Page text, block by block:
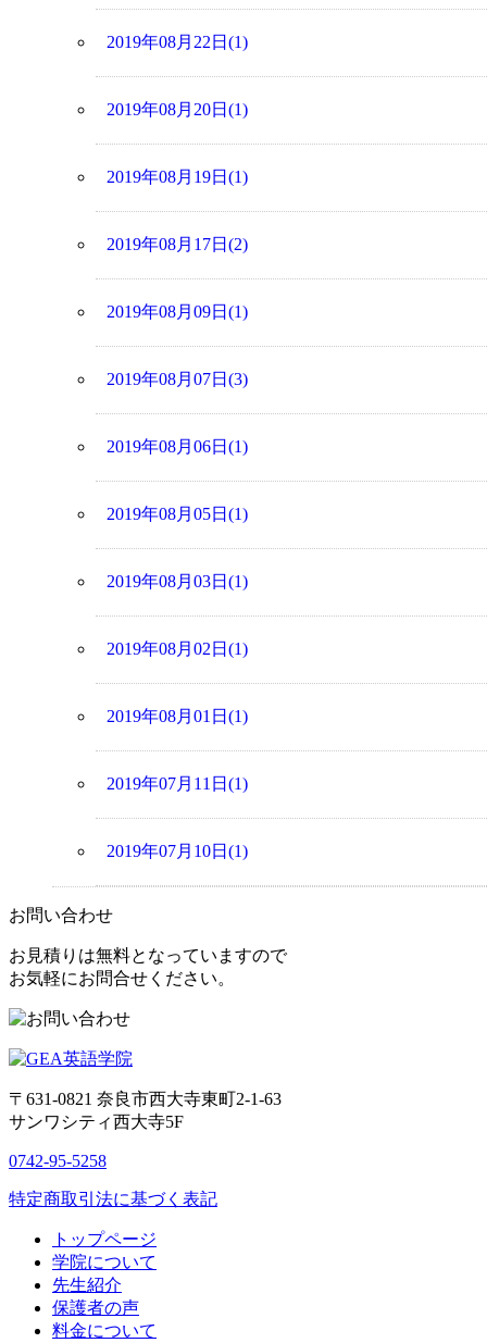
2019年08月22日(1)
2019年08月20日(1)
2019年08月19日(1)
2019年08月17日(2)
2019年08月09日(1)
2019年08月07日(3)
2019年08月06日(1)
2019年08月05日(1)
2019年08月03日(1)
2019年08月02日(1)
2019年08月01日(1)
2019年07月11日(1)
2019年07月10日(1)
お問い合わせ
お見積りは無料となっていますので
お気軽にお問合せください。
〒631-0821 奈良市西大寺東町2-1-63
サンワシティ西大寺5F
0742-95-5258
特定商取引法に基づく表記
トップページ
学院について
先生紹介
保護者の声
料金について